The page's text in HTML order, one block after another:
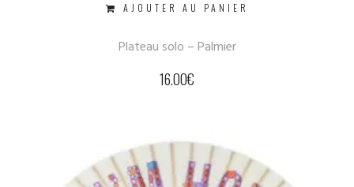
AJOUTER AU PANIER
Plateau solo – Palmier
16.00€